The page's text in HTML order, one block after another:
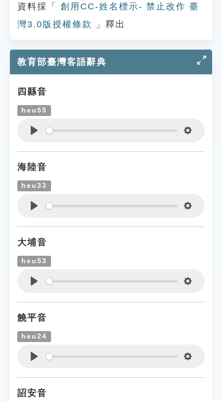
資料採「
創用CC-姓名標示- 禁止改作 臺
灣3.0版授權條款
」釋出
教育部臺灣客語辭典
四縣音
heu55
海陸音
heu33
大埔音
heu53
饒平音
heu24
詔安音